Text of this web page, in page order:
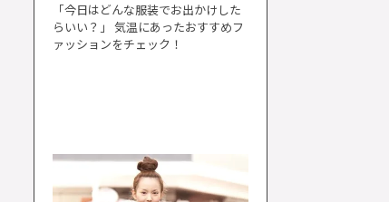
「今日はどんな服装でお出かけした
らいい？」 気温にあったおすすめフ
ァッションをチェック！